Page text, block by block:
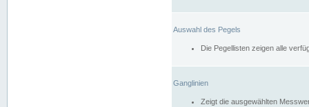
Auswahl des Pegels
Die Pegellisten zeigen alle
Ganglinien
Zeigt die ausgewählten